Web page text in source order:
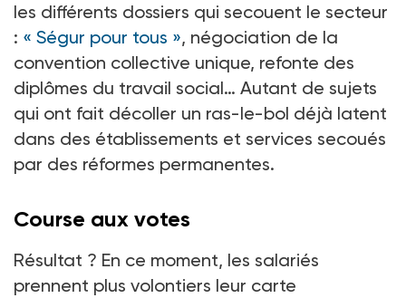
les différents dossiers qui secouent le secteur
: « Ségur pour tous », négociation de la
convention collective unique, refonte des
diplômes du travail social… Autant de sujets
qui ont fait décoller un ras-le-bol déjà latent
dans des établissements et services secoués
par des réformes permanentes.
Course aux votes
Résultat ? En ce moment, les salariés
prennent plus volontiers leur carte